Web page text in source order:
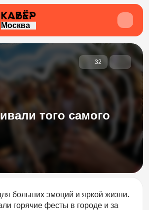
Москва
32
того самого
больших эмоций и яркой жизни.
горячие фесты в городе и за